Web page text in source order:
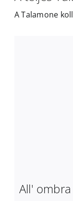
A Talamone
All' ombra